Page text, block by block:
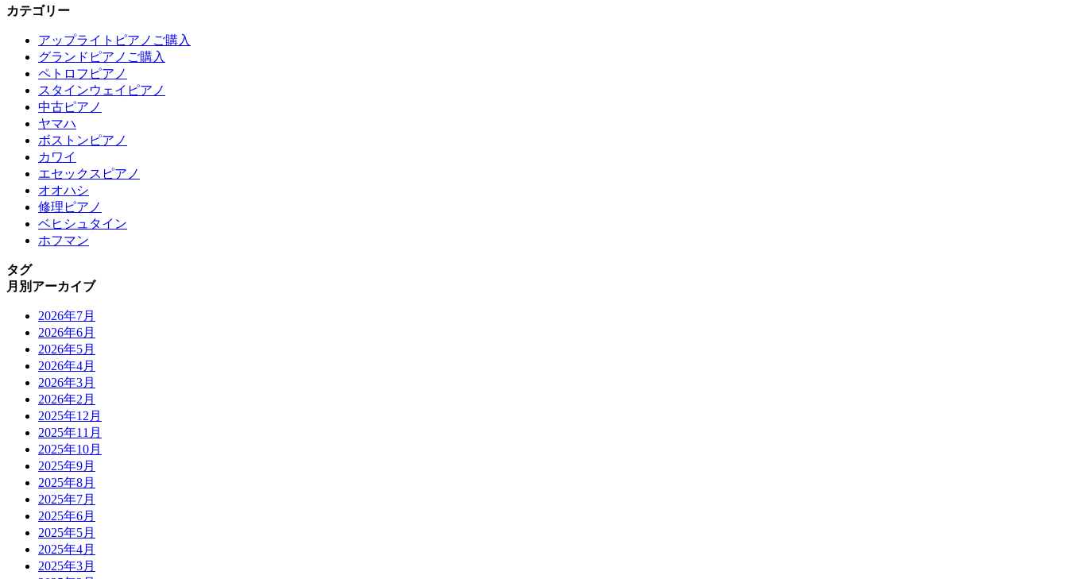
カテゴリー
アップライトピアノご購入
グランドピアノご購入
ペトロフピアノ
スタインウェイピアノ
中古ピアノ
ヤマハ
ボストンピアノ
カワイ
エセックスピアノ
オオハシ
修理ピアノ
ベヒシュタイン
ホフマン
タグ
月別アーカイブ
2026年7月
2026年6月
2026年5月
2026年4月
2026年3月
2026年2月
2025年12月
2025年11月
2025年10月
2025年9月
2025年8月
2025年7月
2025年6月
2025年5月
2025年4月
2025年3月